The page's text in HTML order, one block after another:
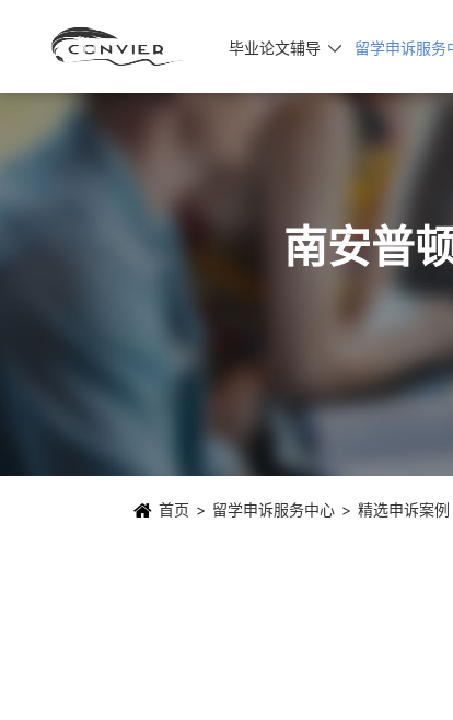
毕业论文辅导  留学申诉服务
南安普
首页 留学申诉服务中心 精选申诉案例